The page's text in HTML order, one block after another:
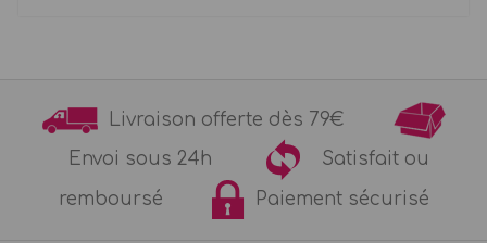
Livraison offerte dès 79€
Envoi sous 24h
Satisfait ou
remboursé
Paiement sécurisé